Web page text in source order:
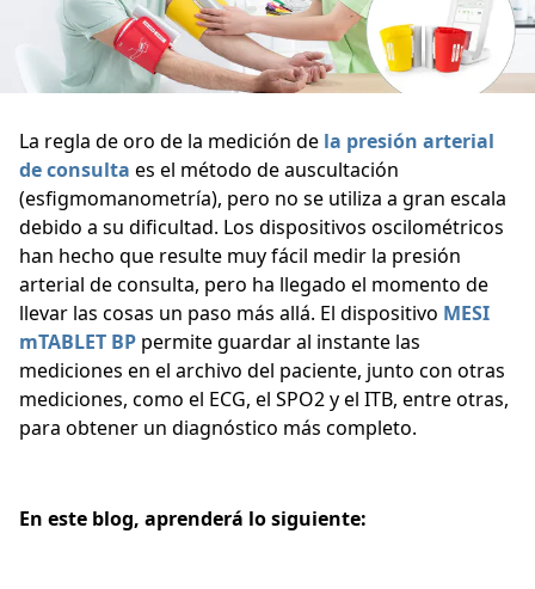
La regla de oro de la medición de la presión arterial
de consulta es el método de auscultación
(esfigmomanometría), pero no se utiliza a gran escala
debido a su dificultad. Los dispositivos oscilométricos
han hecho que resulte muy fácil medir la presión
arterial de consulta, pero ha llegado el momento de
llevar las cosas un paso más allá. El dispositivo MESI
mTABLET BP permite guardar al instante las
mediciones en el archivo del paciente, junto con otras
mediciones, como el ECG, el SPO2 y el ITB, entre otras,
para obtener un diagnóstico más completo.
En este blog, aprenderá lo siguiente: